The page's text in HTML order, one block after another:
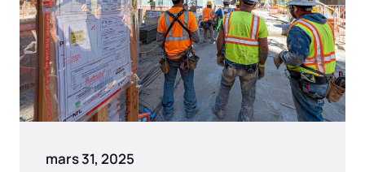
mars 31, 2025